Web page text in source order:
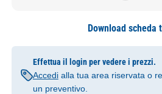
Download scheda
Effettua il login per vedere i prezzi.
Accedialla tua area riservata o
un preventivo.